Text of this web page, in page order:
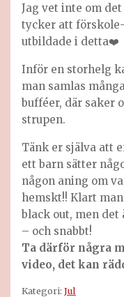
Jag vet inte om
tycker att
utbildade i detta❤️
Inför en storhelg
man samlas
bufféer, där saker
strupen.
Tänk er själva att
ett barn sätter
någon aning om
hemskt!! Klart
black out, men
– och snabbt!
Ta därför några
video, det kan
Kategori: Jul